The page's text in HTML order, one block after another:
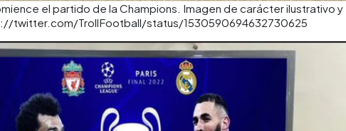
el partido de la Champions. Imagen de carácter ilustrativo y
twitter.com/TrollFootball/status/1530590694632730625